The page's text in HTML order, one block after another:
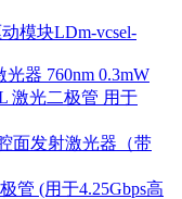
模块LDm-vcsel-
器 760nm 0.3mW
激光二极管 用于
面发射激光器（带
管 (用于4.25Gbps高